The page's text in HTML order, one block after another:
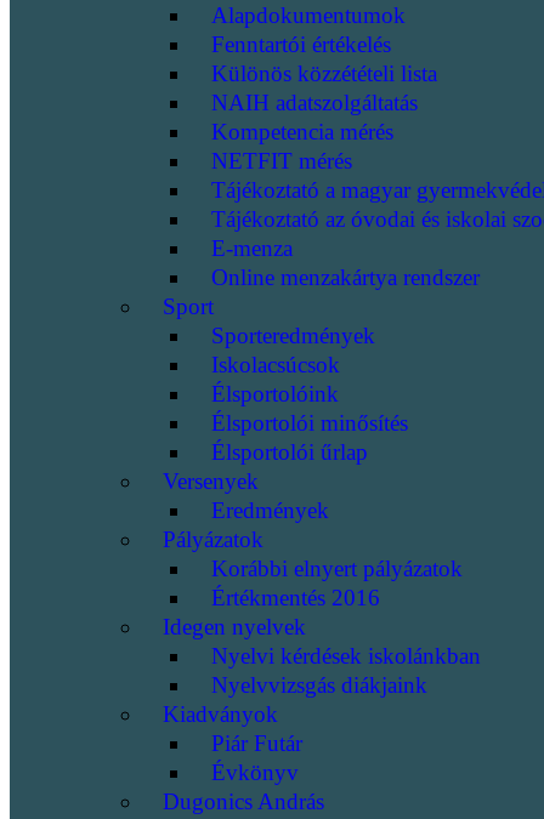
Alapdokumentumok
Fenntartói értékelés
Különös közzétételi lista
NAIH adatszolgáltatás
Kompetencia mérés
NETFIT mérés
Tájékoztató a magyar
Tájékoztató az óvodai és iskolai
E-menza
Online menzakártya rendszer
Sport
Sporteredmények
Iskolacsúcsok
Élsportolóink
Élsportolói minősítés
Élsportolói űrlap
Versenyek
Eredmények
Pályázatok
Korábbi elnyert pályázatok
Értékmentés 2016
Idegen nyelvek
Nyelvi kérdések iskolánkban
Nyelvvizsgás diákjaink
Kiadványok
Piár Futár
Évkönyv
Dugonics András